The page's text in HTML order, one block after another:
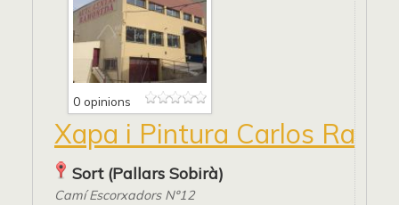
0 opinions
Xapa i Pintura Carlos
Sort (Pallars Sobirà)
Camí Escorxadors Nº12